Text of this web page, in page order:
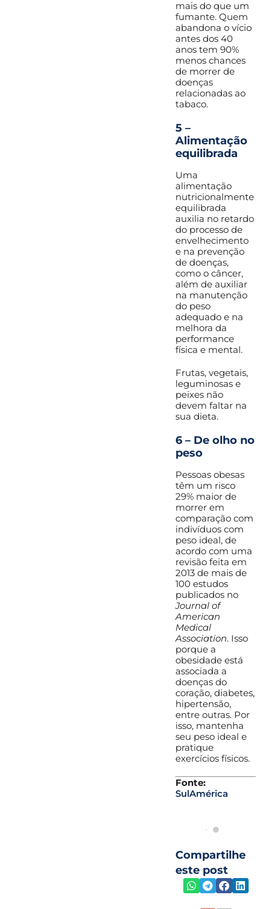
mais do que um
fumante. Quem
abandona o vício
antes dos 40
anos tem 90%
menos chances
de morrer de
doenças
relacionadas ao
tabaco.
5 –
Alimentação
equilibrada
Uma
alimentação
nutricionalmente
equilibrada
auxilia no retardo
do processo de
envelhecimento
e na prevenção
de doenças,
como o câncer,
além de auxiliar
na manutenção
do peso
adequado e na
melhora da
performance
física e mental.
Frutas, vegetais,
leguminosas e
peixes não
devem faltar na
sua dieta.
6 – De olho no
peso
Pessoas obesas
têm um risco
29% maior de
morrer em
comparação com
indivíduos com
peso ideal, de
acordo com uma
revisão feita em
2013 de mais de
100 estudos
publicados no
Journal of
American
Medical
Association. Isso
porque a
obesidade está
associada a
doenças do
coração, diabetes,
hipertensão,
entre outras. Por
isso, mantenha
seu peso ideal e
pratique
exercícios físicos.
Fonte:
SulAmérica
Compartilhe
este post